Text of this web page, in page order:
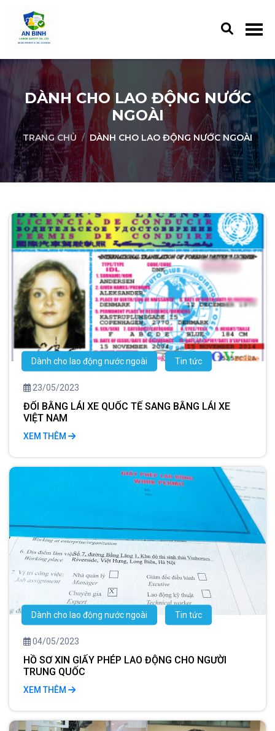
DÀNH CHO LAO ĐỘNG NƯỚC
NGOÀI
TRANG CHỦ DÀNH CHO LAO ĐỘNG NƯỚC NGOÀI
Dành cho lao động nước ngoài Tin tức
23/05/2023
ĐỔI BẰNG LÁI XE QUỐC TẾ SANG BẰNG LÁI XE
VIỆT NAM
XEM THÊM
Dành cho lao động nước ngoài Tin tức
04/05/2023
HỒ SƠ XIN GIẤY PHÉP LAO ĐỘNG CHO NGƯỜI
TRUNG QUỐC
XEM THÊM